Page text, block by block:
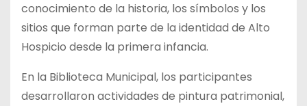
conocimiento de la historia, los símbolos y los
sitios que forman parte de la identidad de Alto
Hospicio desde la primera infancia.
En la Biblioteca Municipal, los participantes
desarrollaron actividades de pintura patrimonial,